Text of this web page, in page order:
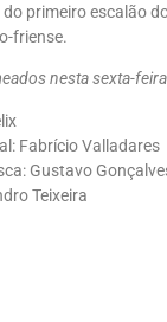
primeiro escalão
friense.
nesta sexta-
Fabrício Valladares
Gustavo
Teixeira